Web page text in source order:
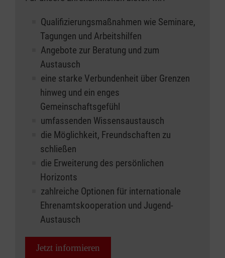
Austausch zwischen den deutschen Maltesern
und ihren ausländischen Partnern. Dies stärkt
die Bindungen und ermöglicht eine bessere
Zusammenarbeit. Zentrale Bestandteile
unserer Unterstützung sind die Beratung und
der kollegiale Austausch. Wir stehen den
Maltesern vor Ort mit unserem Fachwissen
und unseren Erfahrungen zur Seite, um sie in
ihrer Arbeit bestmöglich zu unterstützen.
Um die finanziellen Mittel für unsere Projekte
sicherzustellen, unterstützen wir natürlich
auch viele Fundraising-Aktivitäten und bieten
Rat und Hilfestellung bei der Beschaffung von
Mitteln für die Realisierung der Vorhaben.
Qualifizierungsmaßnahmen wie Seminare,
Tagungen und Arbeitshilfen
Angebote zur Beratung und zum
Austausch
eine starke Verbundenheit über Grenzen
hinweg und ein enges
Gemeinschaftsgefühl
umfassenden Wissensaustausch
die Möglichkeit, Freundschaften zu
schließen
die Erweiterung des persönlichen
Horizonts
zahlreiche Optionen für internationale
Ehrenamtskooperation und Jugend-
Austausch
Jetzt informieren